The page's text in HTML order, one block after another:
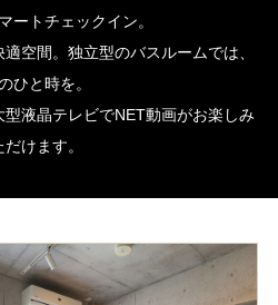
ートチェックイン。
空間。独立型のバスルームでは、
ひと時を。
液晶テレビでNET動画がお楽しみ
だけます。